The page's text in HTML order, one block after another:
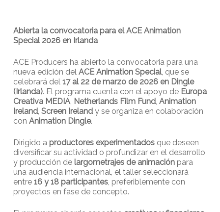
Abierta la convocatoria para el ACE Animation
Special 2026 en Irlanda
ACE Producers ha abierto la convocatoria para una
nueva edición del ACE Animation Special, que se
celebrará del 17 al 22 de marzo de 2026 en Dingle
(Irlanda). El programa cuenta con el apoyo de Europa
Creativa MEDIA, Netherlands Film Fund, Animation
Ireland, Screen Irelandy se organiza en colaboración
con Animation Dingle.
Dirigido a productores experimentadosque deseen
diversificar su actividad o profundizar en el desarrollo
y producción de largometrajes de animaciónpara
una audiencia internacional, el taller seleccionará
entre 16 y 18 participantes, preferiblemente con
proyectos en fase de concepto.